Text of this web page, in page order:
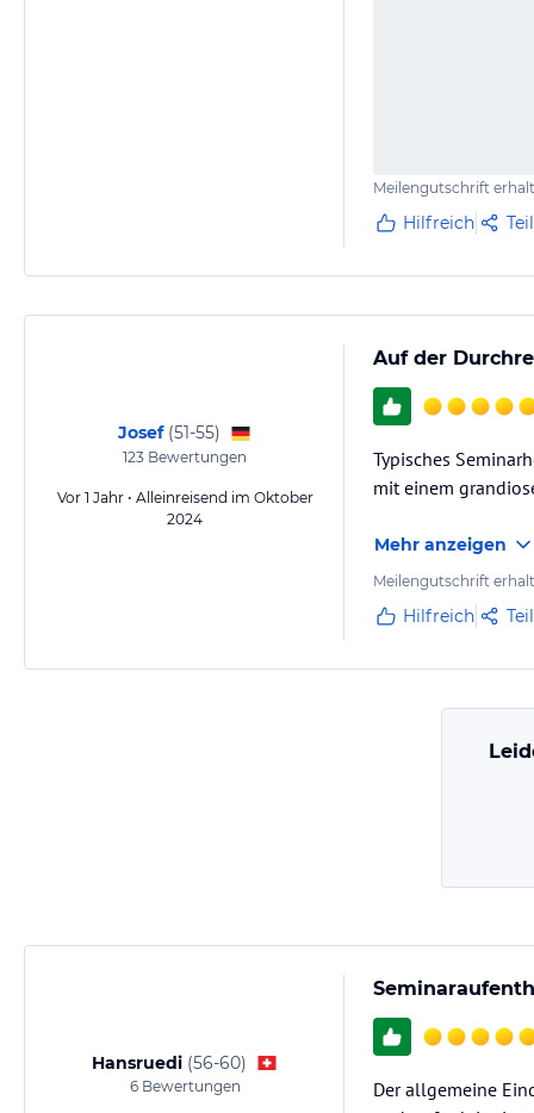
Meilengutschrift
Hilfreich
Josef (51-55)
123 Bewertungen
Vor 1 Jahr • Alleinreisend im Oktober
2024
Auf der
Typisches
mit einem
Mehr anzeigen
Meilengutschrift
Hilfreich
Hansruedi (56-60)
6Bewertungen
Der allgemeine